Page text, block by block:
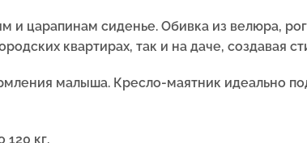
и царапинам сиденье. Обивка из велюра,
квартирах, так и на даче, создавая
малыша. Кресло-маятник идеально
120 кг.